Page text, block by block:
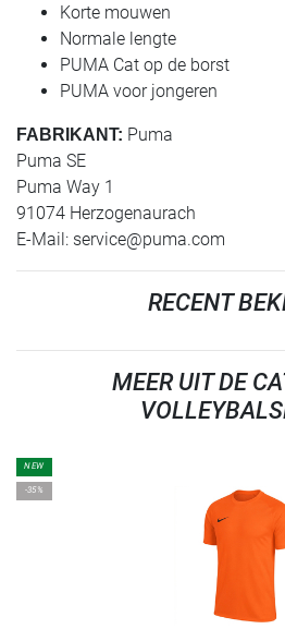
Korte mouwen
Normale lengte
PUMA Cat op de borst
PUMA voor jongeren
FABRIKANT: Puma
Puma SE
Puma Way 1
91074 Herzogenaurach
E-Mail: service@puma.com
RECENT
MEER UIT DE
NEW
-35%